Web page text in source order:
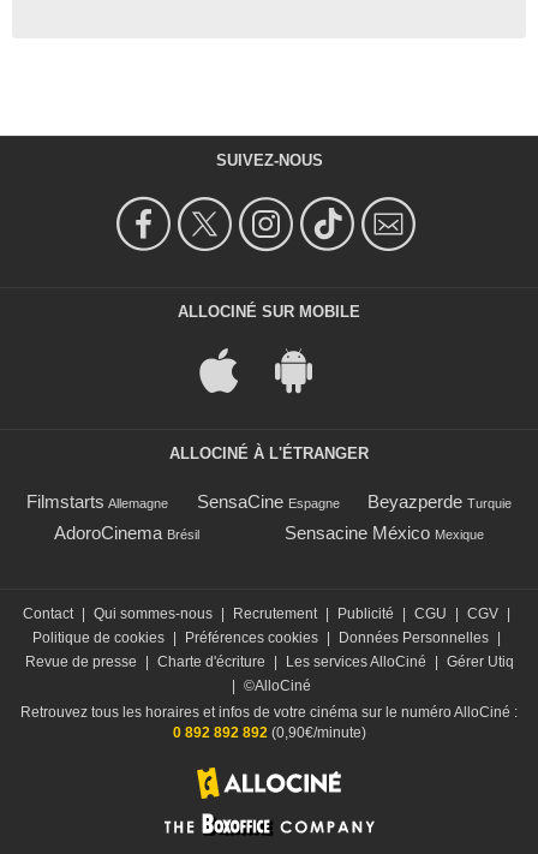
SUIVEZ-NOUS
ALLOCINÉ SUR MOBILE
ALLOCINÉ À L'ÉTRANGER
Filmstarts Allemagne SensaCine Espagne Beyazperde Turquie
AdoroCinema Brésil Sensacine México Mexique
Contact | Qui sommes-nous | Recrutement | Publicité | CGU | CGV |
Politique de cookies | Préférences cookies | Données Personnelles |
Revue de presse
| Charte d'écriture | Les services AlloCiné | Gérer Utiq
| ©AlloCiné
Retrouvez tous les horaires et infos de votre cinéma sur le numéro AlloCiné :
0 892 892 892 (0,90€/minute)